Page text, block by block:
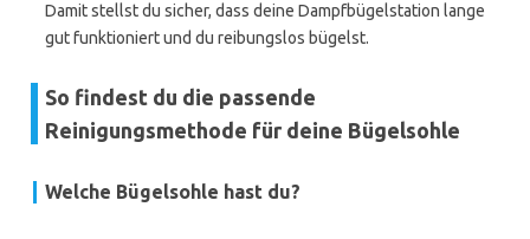
Damit stellst du sicher, dass deine Dampfbügelstation lange
gut funktioniert und du reibungslos bügelst.
So findest du die passende
Reinigungsmethode für deine Bügelsohle
Welche Bügelsohle hast du?